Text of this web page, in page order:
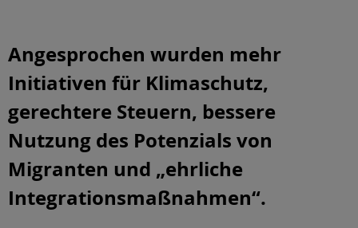
Angesprochen wurden mehr
Initiativen für Klimaschutz,
gerechtere Steuern, bessere
Nutzung des Potenzials von
Migranten und „ehrliche
Integrationsmaßnahmen“.